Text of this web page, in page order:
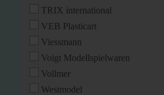
TRIX international
VEB Plasticart
Viessmann
Voigt Modellspielwaren
Vollmer
Westmodel